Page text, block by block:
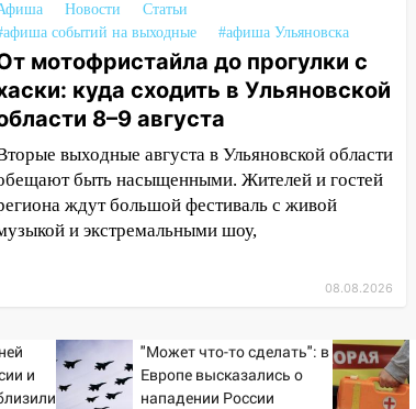
Новости
Статьи
событий на выходные
#афиша Ульяновска
мотофристайла до прогулки с
куда сходить в Ульяновской
8–9 августа
выходные августа в Ульяновской области
быть насыщенными. Жителей и гостей
ждут большой фестиваль с живой
и экстремальными шоу,
08.08.2026
и
"Может что-то сделать": в
Европе высказались о
нападении России